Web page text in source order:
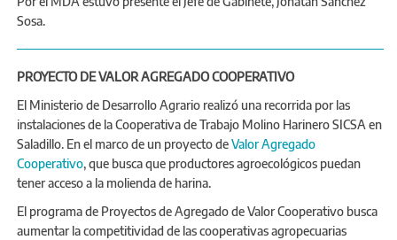
Sosa.
PROYECTO DE VALOR AGREGADO COOPERATIVO
El Ministerio de Desarrollo Agrario realizó una recorrida por las
instalaciones de la Cooperativa de Trabajo Molino Harinero SICSA en
Saladillo. En el marco de un proyecto deValor Agregado
Cooperativo, que busca que productores agroecológicos puedan
tener acceso a la molienda de harina.
El programa de Proyectos de Agregado de Valor Cooperativo busca
aumentar la competitividad de las cooperativas agropecuarias